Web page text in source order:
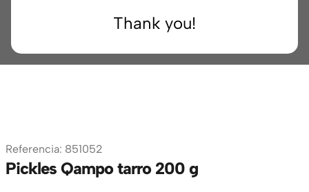
Thank you!
Referencia: 851052
Pickles Qampo tarro 200 g